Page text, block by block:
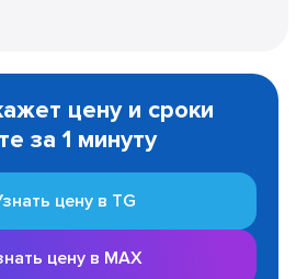
цену и сроки
за 1 минуту
цену в TG
цену в MAX